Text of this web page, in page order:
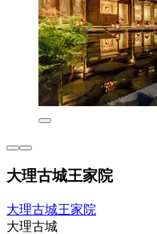
大理古城王家院
大理古城王家院
大理古城